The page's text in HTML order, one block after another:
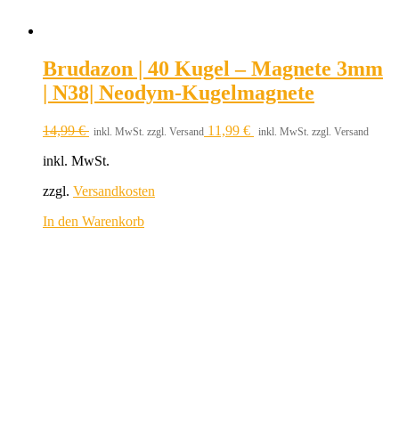
Brudazon | 40 Kugel – Magnete 3mm
| N38| Neodym-Kugelmagnete
14,99€ inkl. MwSt. zzgl. Versand 11,99 € inkl. MwSt. zzgl. Versand
inkl. MwSt.
zzgl. Versandkosten
In den Warenkorb